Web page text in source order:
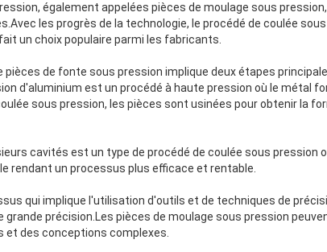
également appelées pièces de moulage sous
les progrès de la technologie, le procédé de coulée
un choix populaire parmi les fabricants.
pièces de fonte sous pression implique deux étapes
d'aluminium est un procédé à haute pression où le métal
sous pression, les pièces sont usinées pour obtenir la
cavités est un type de procédé de coulée sous pression
rendant un processus plus efficace et rentable.
qui implique l'utilisation d'outils et de techniques de
précision.Les pièces de moulage sous pression
et des conceptions complexes.